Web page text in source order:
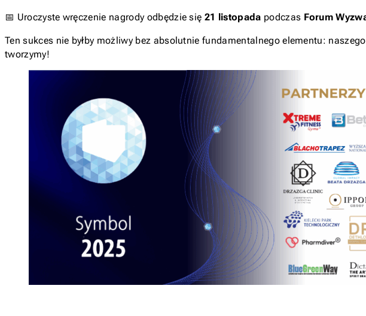
📅 Uroczyste wręczenie nagrody odbędzie się 21 listopada podczas Forum
Ten sukces nie byłby możliwy bez absolutnie fundamentalnego elementu:
tworzymy!